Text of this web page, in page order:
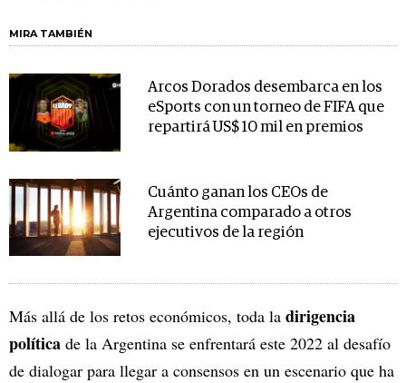
MIRA TAMBIÉN
Arcos Dorados desembarca en los
eSports con un torneo de FIFA que
repartirá US$ 10 mil en premios
Cuánto ganan los CEOs de
Argentina comparado a otros
ejecutivos de la región
Más allá de los retos económicos, toda la dirigencia
política de la Argentina se enfrentará este 2022 al desafío
de dialogar para llegar a consensos en un escenario que ha